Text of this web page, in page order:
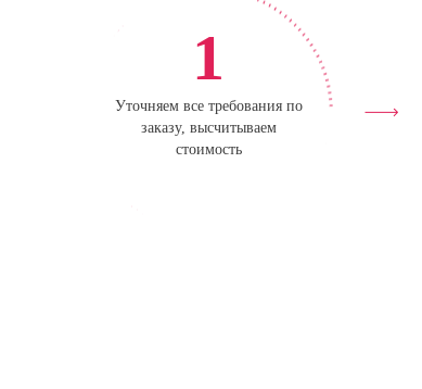
1
Уточняем все требования по
заказу, высчитываем
стоимость